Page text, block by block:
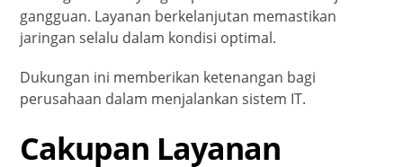
gangguan. Layanan berkelanjutan memastikan
jaringan selalu dalam kondisi optimal.
Dukungan ini memberikan ketenangan bagi
perusahaan dalam menjalankan sistem IT.
Cakupan Layanan